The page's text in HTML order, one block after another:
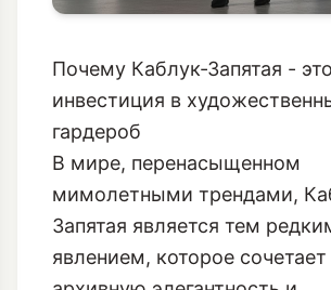
Почему Каблук-Запятая - это
инвестиция в
гардероб
В мире, перенасыщенном
мимолетными трендами,
Запятая является тем
явлением, которое